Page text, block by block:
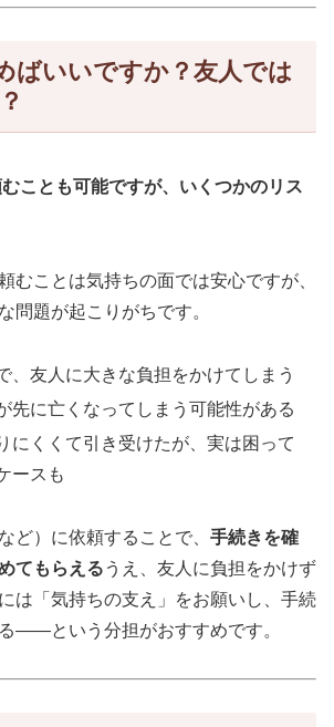
ばいいですか？友人では
ことも可能ですが、いくつかのリス
むことは気持ちの面では安心ですが、
問題が起こりがちです。
、友人に大きな負担をかけてしまう
先に亡くなってしまう可能性がある
にくくて引き受けたが、実は困って
ースも
ど）に依頼することで、 手続きを確
てもらえる うえ、友人に負担をかけず
は「気持ちの支え」をお願いし、手続
——という分担がおすすめです。